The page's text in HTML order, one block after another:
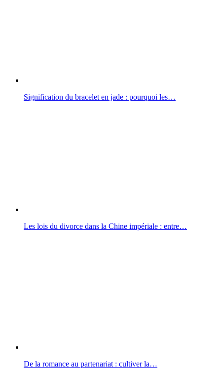
Signification du bracelet en jade : pourquoi les…
Les lois du divorce dans la Chine impériale : entre…
De la romance au partenariat : cultiver la…